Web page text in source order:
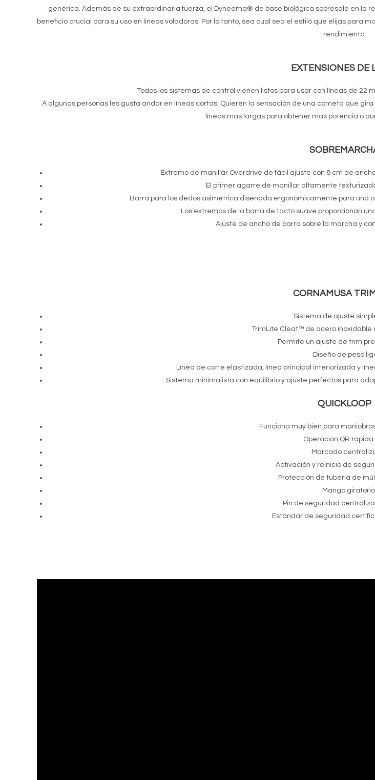
genérica. Además de su extraordinaria fuerza, el Dyneema® de base biológica sobresale en la
beneficio crucial para su uso en líneas voladoras. Por lo tanto, sea cual sea el estilo que elijas para
rendimiento.
EXTENSIONES DE
Todos los sistemas de control vienen listos para usar con líneas de 22
A algunas personas les gusta andar en líneas cortas. Quieren la sensación de una cometa que
líneas más largas para obtener más potencia o
Extremo de manillar Overdrive de fácil ajuste con 8 cm de
El primer agarre de manillar altamente
Barra para los dedos asimétrica diseñada ergonómicamente para
Los extremos de la barra de tacto suave proporcionan
Ajuste de ancho de barra sobre la marcha y
CORNAMUSA
Sistema de ajuste
TrimLite Cleat™ de acero inoxidable
Permite un ajuste de trim
Diseño de peso
Línea de corte elastizada, línea principal interiorizada y
Sistema minimalista con equilibrio y ajuste perfectos para
QUICKLOOP
Funciona muy bien para
Operación QR rápida
Marcado
Activación y reinicio de
Protección de tubería de
Mango
Pin de seguridad
Estándar de seguridad